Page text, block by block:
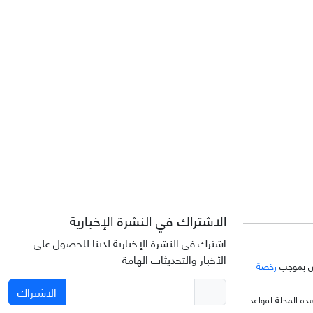
بموجب رخصة
المجلة لقواعد
الاشتراك في النشرة الإخبارية
اشترك في النشرة الإخبارية لدينا للحصول على
الأخبار والتحديثات الهامة
الاشتراك